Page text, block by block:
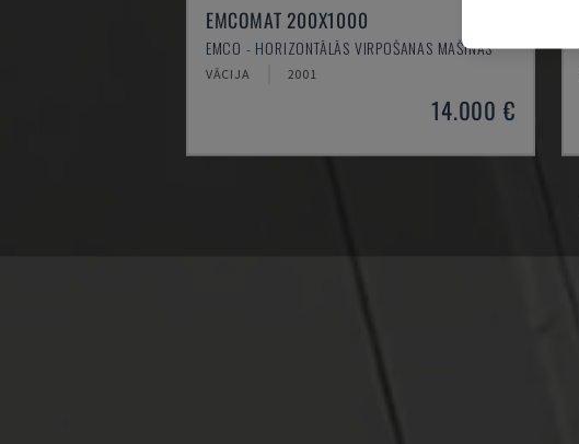
EMCOMAT 200X1000
EMCO - HORIZONTĀLĀS VIRPOŠANAS MAŠĪNAS
VĀCIJA 2001
14.000 €